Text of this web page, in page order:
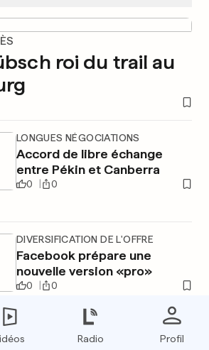
roi du trail au
LONGUES NÉGOCIATIONS
Accord de libre échange
entre Pékin et Canberra
0 0
DIVERSIFICATION DE L'OFFRE
Facebook prépare une
nouvelle version «pro»
0 0
Radio Profil